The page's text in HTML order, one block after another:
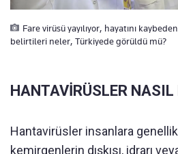
Fare virüsü yayılıyor, hayatını
belirtileri neler, Türkiyede görüldü mü?
HANTAVİRÜSLER
Hantavirüsler insanlara
kemirgenlerin dışkısı, idrarı